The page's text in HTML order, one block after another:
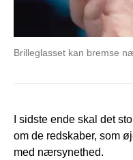
Brilleglasset kan bremse
I sidste ende skal det
om de redskaber, som
med nærsynethed.